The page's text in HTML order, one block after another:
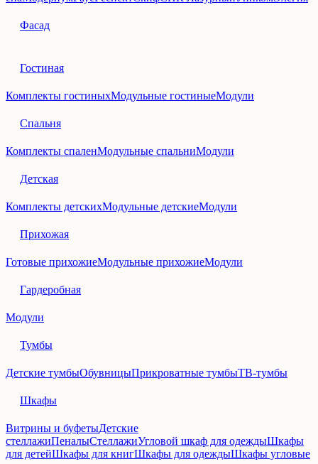
Фасад
Гостиная
Комплекты гостиныхМодульные гостиныеМодули
Спальня
Комплекты спаленМодульные спальниМодули
Детская
Комплекты детскихМодульные детскиеМодули
Прихожая
Готовые прихожиеМодульные прихожиеМодули
Гардеробная
Модули
Тумбы
Детские тумбыОбувницыПрикроватные тумбыТВ-тумбы
Шкафы
Витрины и буфетыДетские
стеллажиПеналыСтеллажиУгловой шкаф для одеждыШкафы
для детейШкафы для книгШкафы для одеждыШкафы угловые